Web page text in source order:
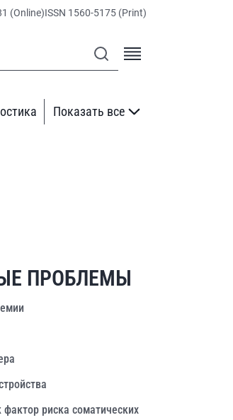
(Online)ISSN 1560-5175 (Print)
Показать все
ПРОБЛЕМЫ
риска соматических